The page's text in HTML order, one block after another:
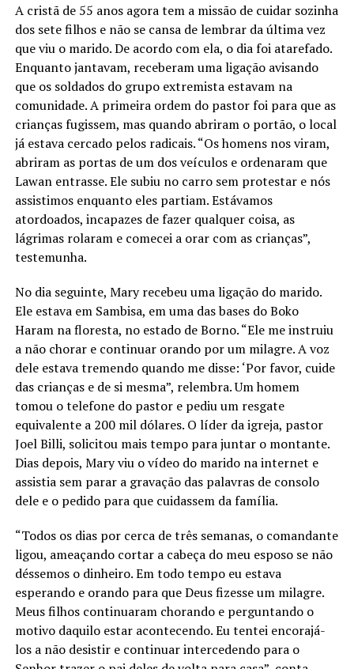
A cristã de 55 anos agora tem a missão de cuidar sozinha
dos sete filhos e não se cansa de lembrar da última vez
que viu o marido. De acordo com ela, o dia foi atarefado.
Enquanto jantavam, receberam uma ligação avisando
que os soldados do grupo extremista estavam na
comunidade. A primeira ordem do pastor foi para que as
crianças fugissem, mas quando abriram o portão, o local
já estava cercado pelos radicais. “Os homens nos viram,
abriram as portas de um dos veículos e ordenaram que
Lawan entrasse. Ele subiu no carro sem protestar e nós
assistimos enquanto eles partiam. Estávamos
atordoados, incapazes de fazer qualquer coisa, as
lágrimas rolaram e comecei a orar com as crianças”,
testemunha.
No dia seguinte, Mary recebeu uma ligação do marido.
Ele estava em Sambisa, em uma das bases do Boko
Haram na floresta, no estado de Borno. “Ele me instruiu
a não chorar e continuar orando por um milagre. A voz
dele estava tremendo quando me disse: ‘Por favor, cuide
das crianças e de si mesma”, relembra. Um homem
tomou o telefone do pastor e pediu um resgate
equivalente a 200 mil dólares. O líder da igreja, pastor
Joel Billi, solicitou mais tempo para juntar o montante.
Dias depois, Mary viu o vídeo do marido na internet e
assistia sem parar a gravação das palavras de consolo
dele e o pedido para que cuidassem da família.
“Todos os dias por cerca de três semanas, o comandante
ligou, ameaçando cortar a cabeça do meu esposo se não
déssemos o dinheiro. Em todo tempo eu estava
esperando e orando para que Deus fizesse um milagre.
Meus filhos continuaram chorando e perguntando o
motivo daquilo estar acontecendo. Eu tentei encorajá-
los a não desistir e continuar intercedendo para o